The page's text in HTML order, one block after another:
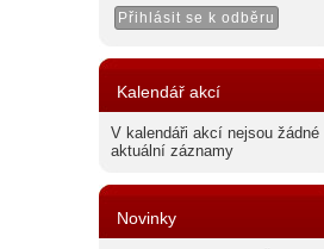
Kalendář akcí
V kalendáři akcí nejsou žádné
aktuální záznamy
Novinky